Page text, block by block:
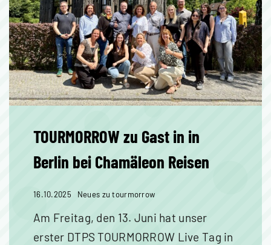
TOURMORROW zu Gast in in
Berlin bei Chamäleon Reisen
16.10.2025 Neues zu tourmorrow
Am Freitag, den 13. Juni hat unser
erster DTPS TOURMORROW Live Tag in